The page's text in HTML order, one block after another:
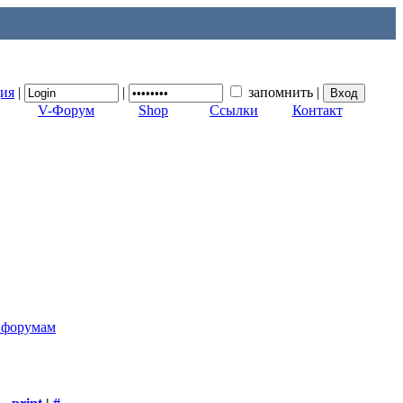
| | запомнить |
V-Форум Shop Ссылки Контакт
форумам